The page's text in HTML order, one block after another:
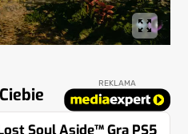
REKLAMA
Soul Aside™ Gra PS5